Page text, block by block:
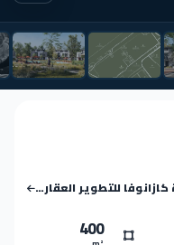
كمبوند فيلانوفا اكسيا زايد الجديدة كازانوفا للتطوير العقاري
400